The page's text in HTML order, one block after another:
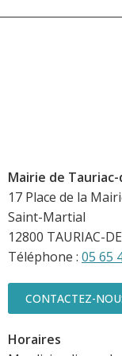
Mairie de
17 Place de la
Saint-Martial
12800 TAURIAC-
Téléphone : 05 65
CONTACTEZ-
Horaires